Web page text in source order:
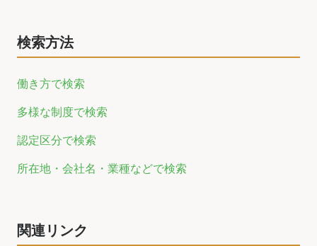
検索方法
働き方で検索
多様な制度で検索
認定区分で検索
所在地・会社名・業種などで検索
関連リンク